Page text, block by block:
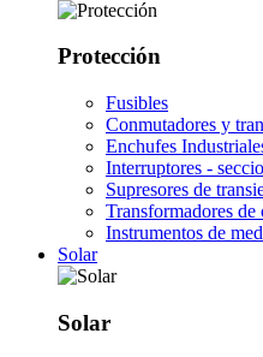
Protección
Fusibles
Conmutadores y
Enchufes
Interruptores -
Supresores de
Transformadores de
Instrumentos de
Solar
Solar